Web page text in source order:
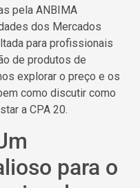
pela ANBIMA
dos Mercados
para profissionais
de produtos de
explorar o preço e os
como discutir como
a CPA 20.
para o